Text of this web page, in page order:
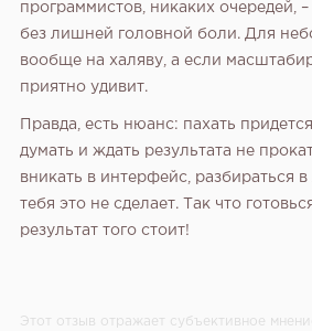
программистов, никаких очередей,
без лишней головной боли. Для
вообще на халяву, а если
приятно удивит.
Правда, есть нюанс: пахать
думать и ждать результата не
вникать в интерфейс, разбираться в
тебя это не сделает. Так что
результат того стоит!
Этот отзыв отражает субъективное